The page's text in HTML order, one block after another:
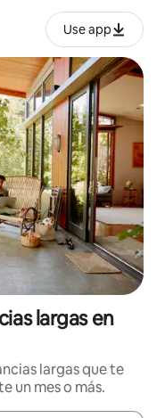
Use app
largas en
largas que te
un mes o más.